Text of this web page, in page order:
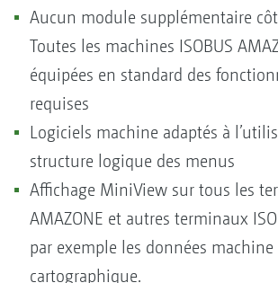
Aucun module supplémentaire
Toutes les machines ISOBUS
équipées en standard des
requises
Logiciels machine adaptés à
structure logique des menus
Affichage MiniView sur tous les
AMAZONE et autres terminaux
par exemple les données machine
cartographique.